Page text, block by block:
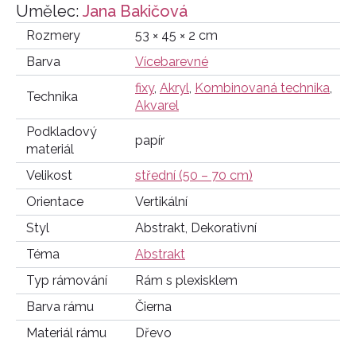
Umělec: Jana Bakičová
Rozmery
53 × 45 × 2 cm
Barva
Vícebarevné
Technika
fixy, Akryl Kombinovaná technika
Akvarel
Podkladový
materiál
papír
Velikost
střední (50 – 70 cm)
Orientace
Vertikální
Styl
Abstrakt, Dekorativní
Téma
Abstrakt
Typ rámování
Rám s plexisklem
Barva rámu
Čierna
Materiál rámu
Dřevo